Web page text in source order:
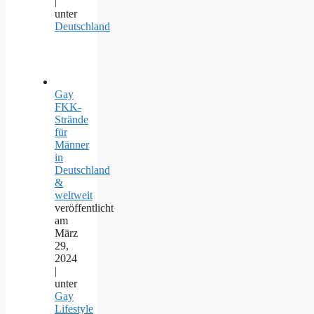
unter
Deutschland
Gay
FKK-
Strände
für
Männer
in
Deutschland
&
weltweit
veröffentlicht
am
März
29,
2024
|
unter
Gay
Lifestyle